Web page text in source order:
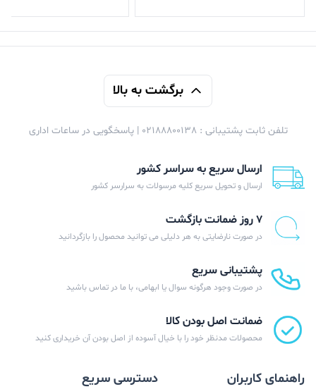
برگشت به بالا
تلفن ثابت پشتیبانی : 02188800138 | پاسخگویی در ساعات اداری
ارسال سریع به سراسر کشور
ارسال و تحویل سریع کلیه مرسولات به سرارسر کشور
۷ روز ضمانت بازگشت
در صورت نارضایتی به هر دلیلی می توانید محصول را بازگردانید
پشتیبانی سریع
در صورت وجود هرگونه سوال یا ابهامی، با ما در تماس باشید
ضمانت اصل بودن کالا
محصولات مدنظر خود را با خیال آسوده از اصل بودن آن خریداری کنید
راهنمای کاربران دسترسی سریع